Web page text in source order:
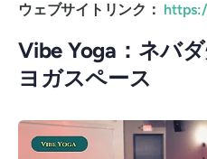
ウェブサイトリンク：
Vibe Yoga：ネバ
ヨガスペース